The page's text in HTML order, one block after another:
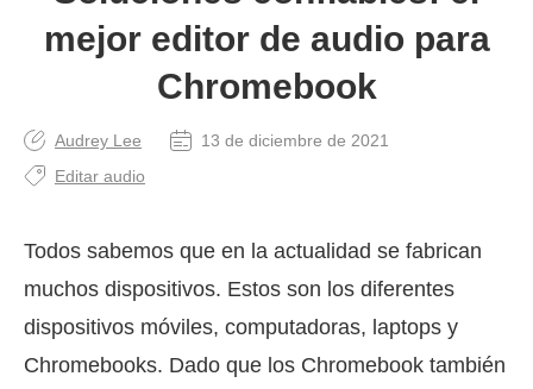
mejor editor de audio para
Chromebook
Audrey Lee
13 de diciembre de 2021
Editar audio
Todos sabemos que en la actualidad se fabrican
muchos dispositivos. Estos son los diferentes
dispositivos móviles, computadoras, laptops y
Chromebooks. Dado que los Chromebook también